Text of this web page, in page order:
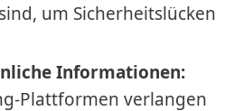
um Sicherheitslücken
Informationen:
Plattformen verlangen